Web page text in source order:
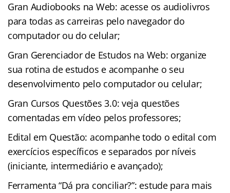
Gran Audiobooks na Web: acesse os audiolivros
para todas as carreiras pelo navegador do
computador ou do celular;
Gran Gerenciador de Estudos na Web: organize
sua rotina de estudos e acompanhe o seu
desenvolvimento pelo computador ou celular;
Gran Cursos Questões 3.0: veja questões
comentadas em vídeo pelos professores;
Edital em Questão: acompanhe todo o edital com
exercícios específicos e separados por níveis
(iniciante, intermediário e avançado);
Ferramenta “Dá pra conciliar?”: estude para mais